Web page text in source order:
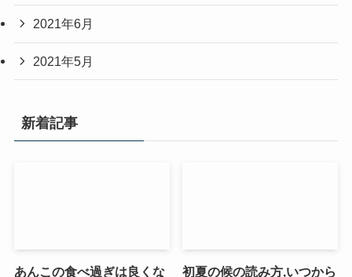
2021年6月
2021年5月
新着記事
あんこの食べ過ぎは良くな
初夏の候の読み方,いつから